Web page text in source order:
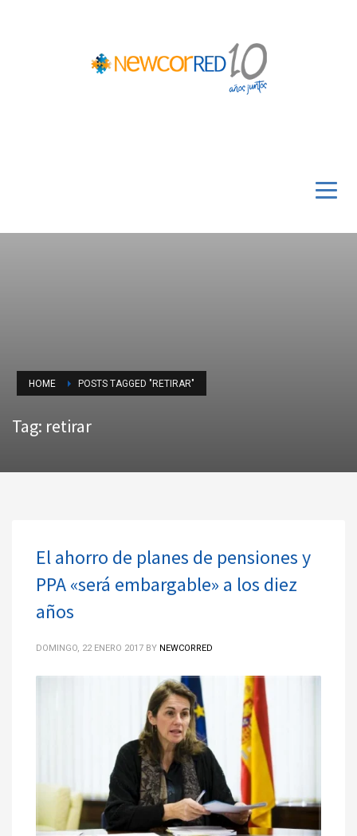
HOME POSTS TAGGED "RETIRAR"
Tag: retirar
El ahorro de planes de pensiones y
PPA «será embargable» a los diez
años
DOMINGO, 22 ENERO 2017 BY NEWCORRED